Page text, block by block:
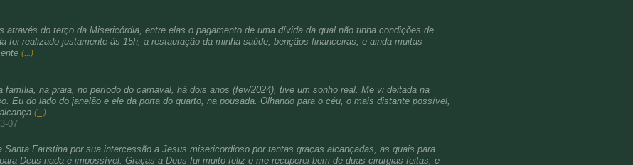
através do terço da Misericórdia, entre elas o pagamento de uma dívida da qual não tinha condições de
foi realizado justamente às 15h, a restauração da minha saúde, bençãos financeiras, e ainda muitas
(...)
família, na praia, no período do carnaval, há dois anos (fev/2024), tive um sonho real. Me vi deitada na
Eu do lado do janelão e ele da porta do quarto, na pousada. Olhando para o céu, o mais distante possível,
(...)
07
Santa Faustina por sua intercessão a Jesus misericordioso por tantas graças alcançadas, as quais para
Deus nada é impossível. Graças a Deus fui muito feliz e me recuperei bem de duas cirurgias feitas, e